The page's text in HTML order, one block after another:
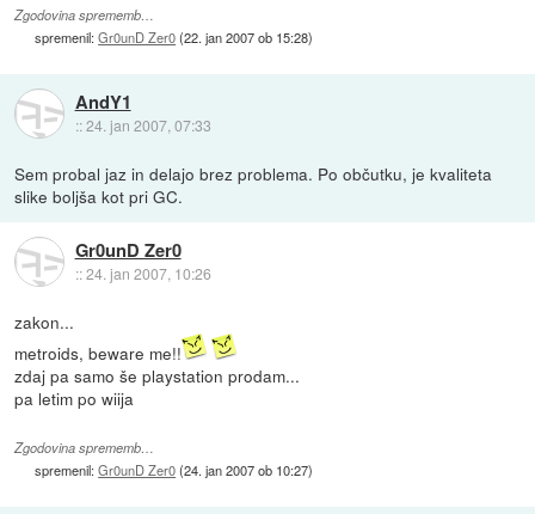
Zgodovina sprememb…
spremenil:Gr0unD Zer0(22. jan 2007 ob 15:28)
AndY1
::24. jan 2007, 07:33
Sem probal jaz in delajo brez problema. Po občutku, je kvaliteta
slike boljša kot pri GC.
Gr0unD Zer0
::24. jan 2007, 10:26
zakon...
metroids, beware me!!
zdaj pa samo še playstation prodam...
pa letim po wiija
Zgodovina sprememb…
spremenil:Gr0unD Zer0(24. jan 2007 ob 10:27)